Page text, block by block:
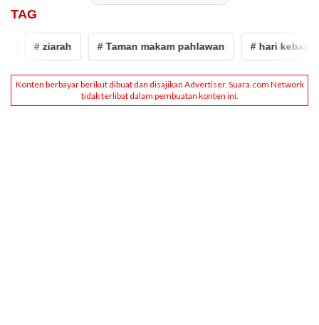
TAG
# ziarah # Taman makam pahlawan # hari